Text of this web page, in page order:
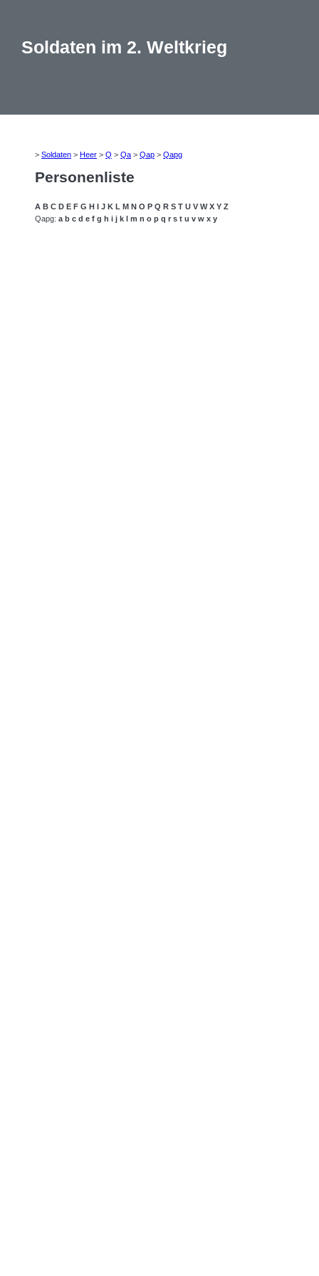
Soldaten im 2. Weltkrieg
> Soldaten > Heer > Q > Qa > Qap > Qapg
Personenliste
A B C D E F G H I J K L M N O P Q R S T U V W X Y Z
Qapg: a b c d e f g h i j k l m n o p q r s t u v w x y